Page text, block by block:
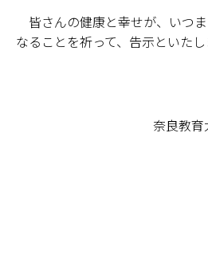
皆さんの健康と幸せが、いつ
なることを祈って、告示といたし
奈良教